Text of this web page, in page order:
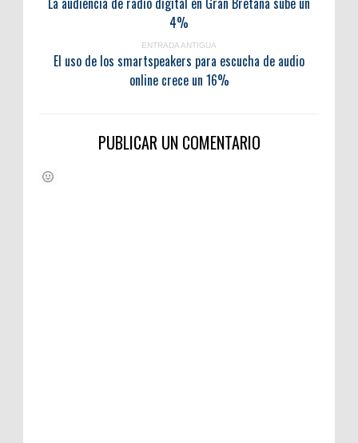
4%
ENTRADA ANTIGUA
El uso de los smartspeakers para escucha de audio
online crece un 16%
PUBLICAR UN COMENTARIO